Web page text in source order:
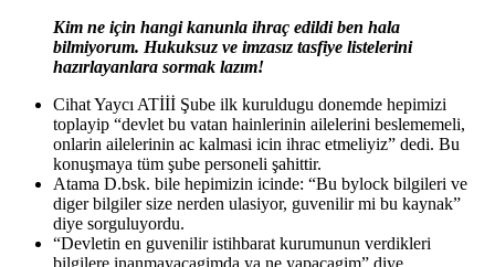
Kim ne için hangi kanunla ihraç edildi ben hala
bilmiyorum. Hukuksuz ve imzasız tasfiye listelerini
hazırlayanlara sormak lazım!
Cihat Yaycı ATİİİ Şube ilk kuruldugu donemde hepimizi
toplayip “devlet bu vatan hainlerinin ailelerini beslememeli,
onlarin ailelerinin ac kalmasi icin ihrac etmeliyiz” dedi. Bu
konuşmaya tüm şube personeli şahittir.
Atama D.bsk. bile hepimizin icinde: “Bu bylock bilgileri ve
diger bilgiler size nerden ulasiyor, guvenilir mi bu kaynak”
diye sorguluyordu.
“Devletin en guvenilir istihbarat kurumunun verdikleri
bilgilere inanmayacagimda ya ne yapacagim” diye